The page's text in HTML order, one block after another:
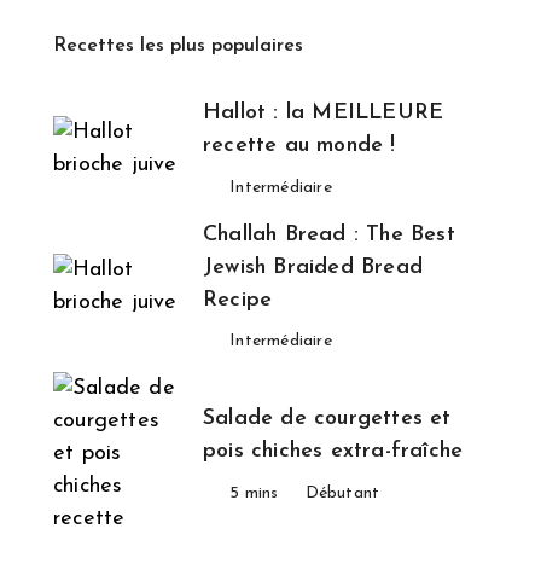
Recettes les plus populaires
Hallot : la MEILLEURE
recette au monde !
Intermédiaire
Challah Bread : The Best
Jewish Braided Bread
Recipe
Intermédiaire
Salade de courgettes et
pois chiches extra-fraîche
5 mins Débutant